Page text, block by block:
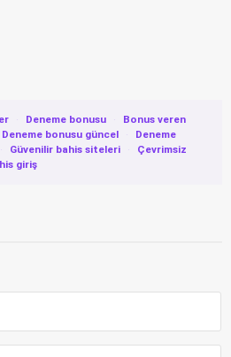
· Deneme bonusu ·
Bonus veren
Deneme bonusu güncel ·
Deneme
· Güvenilir bahis siteleri ·
Çevrimsiz
giriş